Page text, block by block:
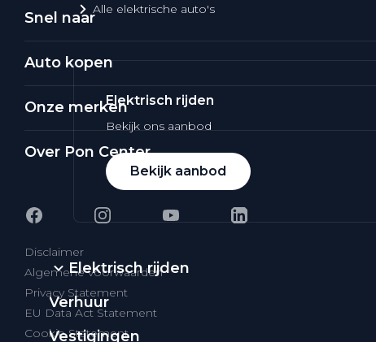
Alle elektrische auto's
Elektrisch rijden
Bekijk ons aanbod
Bekijk aanbod
Elektrisch rijden
Verhuur
Vestigingen
Snel naar
Auto kopen
Onze merken
Over Pon Center
Disclaimer
Algemene voorwaarden
Privacy Statement
EU Data Act Statement
Cookie Statement